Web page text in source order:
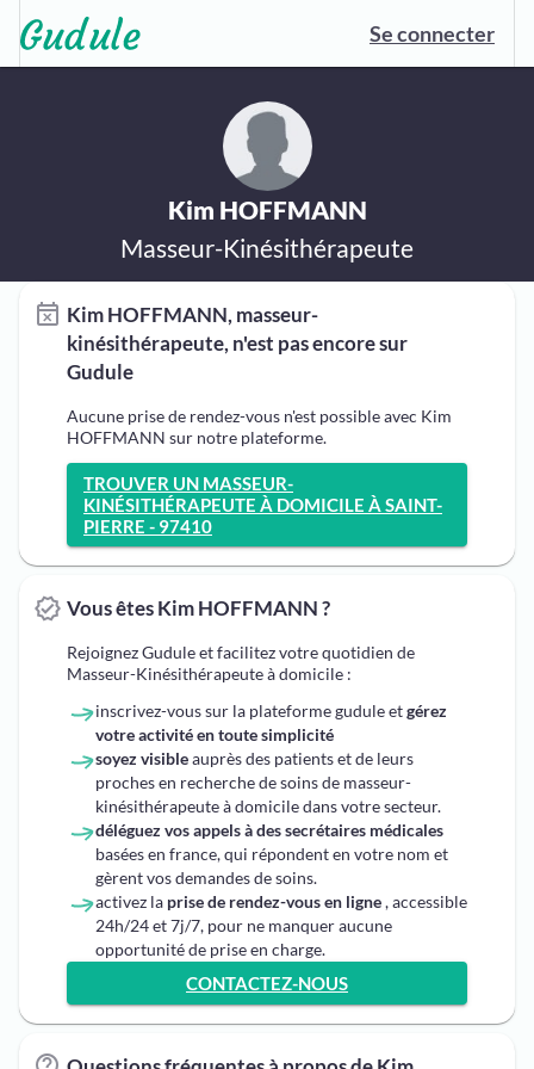
Se connecter
Kim HOFFMANN
Masseur-Kinésithérapeute
Kim HOFFMANN, masseur-
kinésithérapeute, n'est pas encore sur
Gudule
Aucune prise de rendez-vous n'est possible avec Kim
HOFFMANN sur notre plateforme.
TROUVER UN MASSEUR-
KINÉSITHÉRAPEUTE À DOMICILE À SAINT-
PIERRE - 97410
Vous êtes Kim HOFFMANN ?
Rejoignez Gudule et facilitez votre quotidien de
Masseur-Kinésithérapeute à domicile :
inscrivez-vous sur la plateforme gudule etgérez
votre activité en toute simplicité
soyez visibleauprès des patients et de leurs
proches en recherche de soins de masseur-
kinésithérapeute à domicile dans votre secteur.
déléguez vos appels à des secrétaires médicales
basées en france, qui répondent en votre nom et
gèrent vos demandes de soins.
activez la prise de rendez-vous en ligne, accessible
24h/24 et 7j/7, pour ne manquer aucune
opportunité de prise en charge.
CONTACTEZ-NOUS